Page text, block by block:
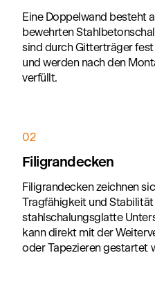
Eine Doppelwand besteht
bewehrten
sind durch Gitterträger
und werden nach den
verfüllt.
02
Filigrandecken
Filigrandecken zeichnen
Tragfähigkeit und Stabilität
stahlschalungsglatte
kann direkt mit der
oder Tapezieren gestartet